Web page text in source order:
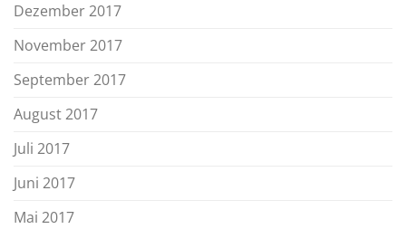
Dezember 2017
November 2017
September 2017
August 2017
Juli 2017
Juni 2017
Mai 2017